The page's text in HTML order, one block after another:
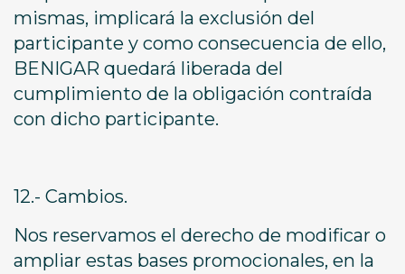
mismas, implicará la exclusión del
participante y como consecuencia de ello,
BENIGAR quedará liberada del
cumplimiento de la obligación contraída
con dicho participante.
12.- Cambios.
Nos reservamos el derecho de modificar o
ampliar estas bases promocionales, en la